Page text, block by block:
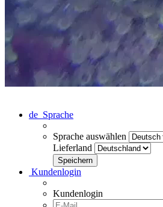
de Sprache
Sprache auswählen
Lieferland
Kundenlogin
Kundenlogin